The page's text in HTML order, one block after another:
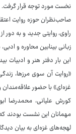
نخست مورد توجه قرار گرفت.
صاحب‌نظران حوزه روایت
راوی، روایتی جدید و به
زبانی بینابین محاوره و
این بار دفتر هنر و ادبیات
«روایت آن سوی مرزها،
غزه‌ای» با حضور
کورش علیانی، محمدرضا
مهمانان این نشست
لهجه‌های غزه‌ای به بیان